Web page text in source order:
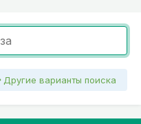
Другие варианты поиска